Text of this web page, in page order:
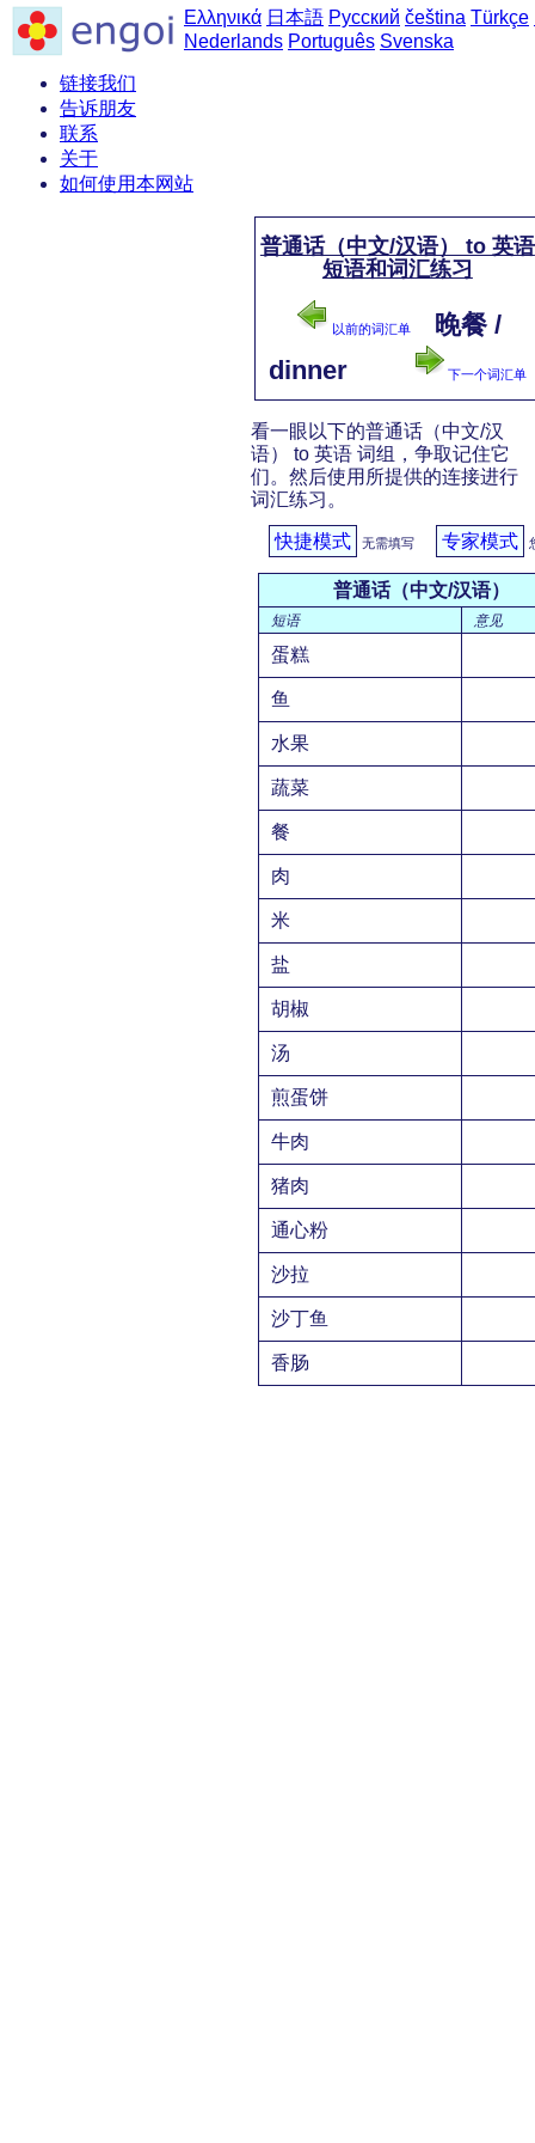
Ελληνικά 日本語 Русский čeština Türkçe
Nederlands Português Svenska
链接我们
告诉朋友
联系
关于
如何使用本网站
普通话（中文/汉语） to 英语
短语和词汇练习
以前的词汇单
晚餐 /
dinner
下一个词汇单
看一眼以下的普通话（中文/汉
语） to 英语 词组，争取记住它
们。然后使用所提供的连接进行
词汇练习。
快捷模式 无需填写 专家模式
普通话（中文/汉语）
短语 意见
蛋糕
鱼
水果
蔬菜
餐
肉
米
盐
胡椒
汤
煎蛋饼
牛肉
猪肉
通心粉
沙拉
沙丁鱼
香肠